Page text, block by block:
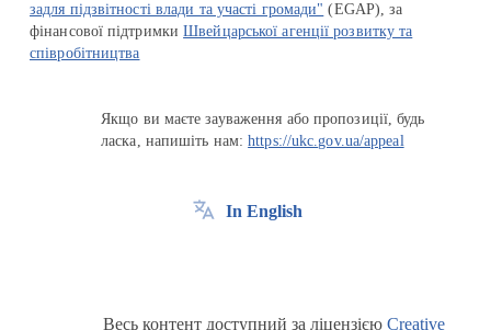
задля підзвітності влади та участі громади" (EGAP), за
фінансової підтримкиШвейцарської агенції розвитку та
співробітництва
Якщо ви маєте зауваження або пропозиції, будь
ласка, напишіть нам:https://ukc.gov.ua/appeal
In English
Весь контент доступний за ліцензією Creative